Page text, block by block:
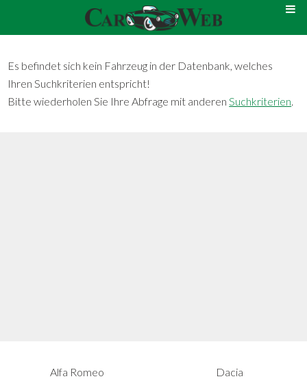
Es befindet sich kein Fahrzeug in der Datenbank, welches
Ihren Suchkriterien entspricht!
Bitte wiederholen Sie Ihre Abfrage mit anderenSuchkriterien.
Alfa Romeo
Dacia